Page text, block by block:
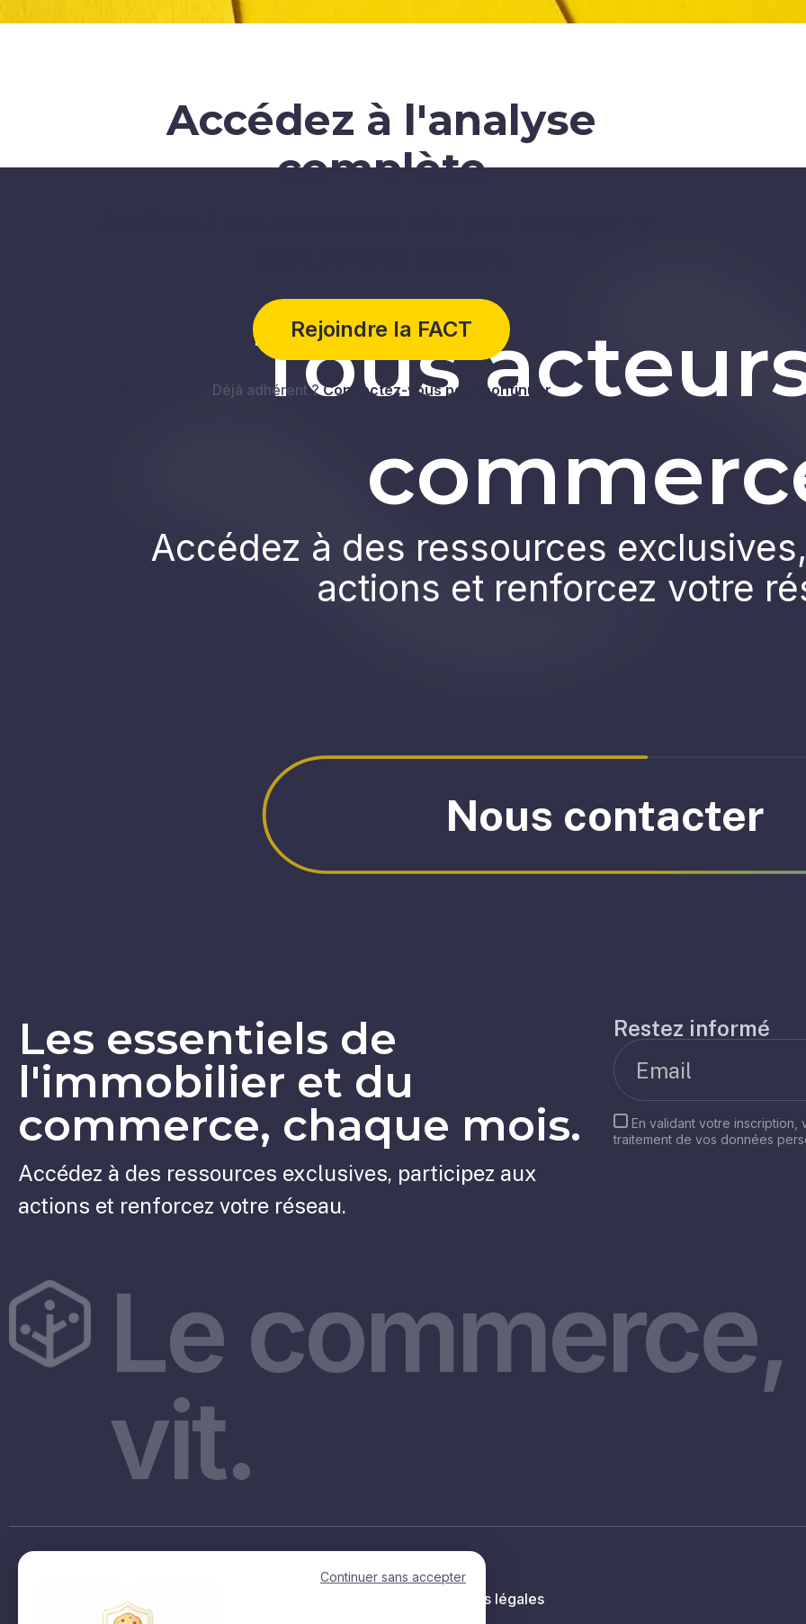
Accédez à l'analyse
complète
Rejoindre la FACT
Déjà adhérent ?Connectez-vous pour continuer
Tous
Accédez à des ressources
actions et renforcez votre
Nous contacter
Les essentiels de
l'immobilier et du
commerce, chaque mois.
Accédez à des ressources exclusives, participez aux
actions et renforcez votre réseau.
Restez informé
En validant votre
traitement de vos données
Le
vit.
Accueil Mentions légales
Continuer sans accepter